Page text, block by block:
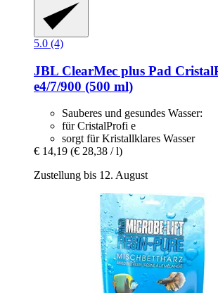
5.0 (4)
JBL ClearMec plus Pad
e4/7/900 (500 ml)
Sauberes und gesundes Wasser:
für CristalProfi e
sorgt für Kristallklares Wasser
€ 14,19 (€ 28,38 / l)
Zustellung bis 12. August